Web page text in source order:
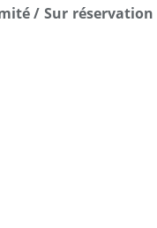
/ Sur réservation